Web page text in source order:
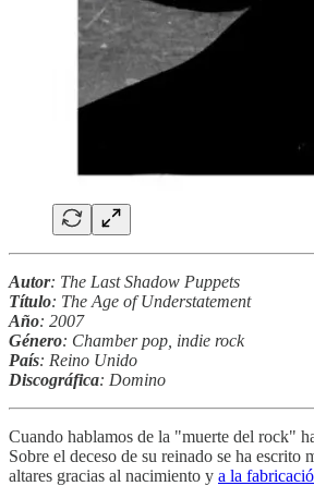
Autor: The Last Shadow Puppets
Título: The Age of Understatement
Año: 2007
Género: Chamber pop, indie rock
País: Reino Unido
Discográfica: Domino
Cuando hablamos de la "muerte del rock"
Sobre el deceso de su reinado se ha
altares gracias al nacimiento y a la